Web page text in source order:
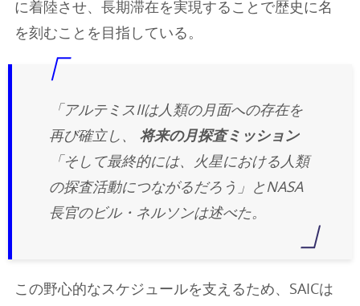
に着陸させ、長期滞在を実現することで歴史に名
を刻むことを目指している。
「アルテミスIIは人類の月面への存在を
再び確立し、将来の月探査ミッション
「そして最終的には、火星における人類
の探査活動につながるだろう」とNASA
長官のビル・ネルソンは述べた。
この野心的なスケジュールを支えるため、SAICは